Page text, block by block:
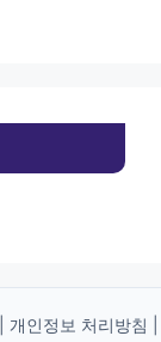
개인정보 처리방침